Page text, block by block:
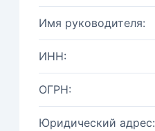
Имя руководителя:
ИНН:
ОГРН:
Юридический адрес: